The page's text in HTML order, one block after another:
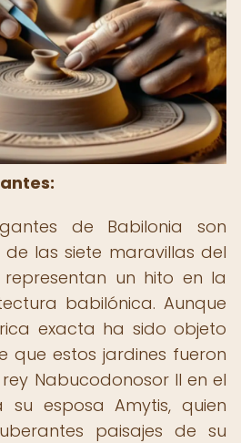
de Babilonia son
las siete maravillas del
un hito en la
babilónica. Aunque
exacta ha sido objeto
que estos jardines fueron
Nabucodonosor II en el
su esposa Amytis, quien
paisajes de su